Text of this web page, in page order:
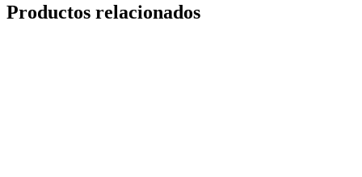
Productos relacionados